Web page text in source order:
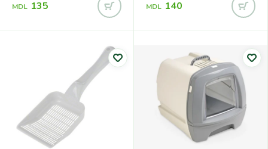
MDL 135 MDL 140